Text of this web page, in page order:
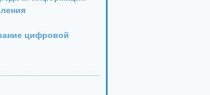
цифровой